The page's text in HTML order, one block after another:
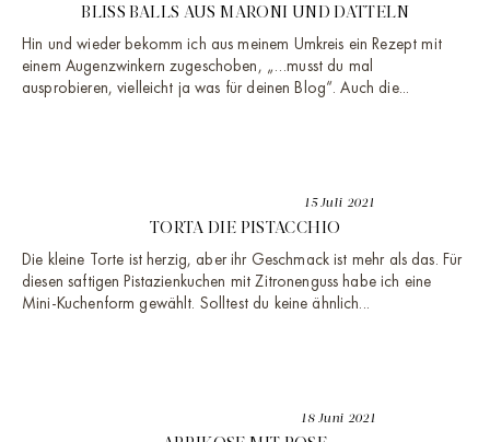
BLISS BALLS AUS MARONI UND DATTELN
Hin und wieder bekomm ich aus meinem Umkreis ein Rezept mit
einem Augenzwinkern zugeschoben, „…musst du mal
ausprobieren, vielleicht ja was für deinen Blog“. Auch die...
15 Juli 2021
TORTA DIE PISTACCHIO
Die kleine Torte ist herzig, aber ihr Geschmack ist mehr als das. Für
diesen saftigen Pistazienkuchen mit Zitronenguss habe ich eine
Mini-Kuchenform gewählt. Solltest du keine ähnlich...
18 Juni 2021